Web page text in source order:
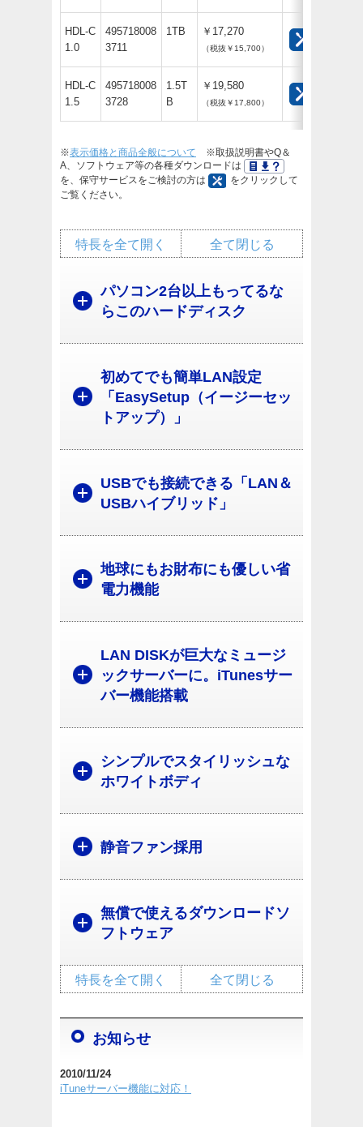
HDL-C
1.0
495718008
3711
1TB ￥17,270
（税抜￥15,700）
HDL-C
1.5
495718008
3728
1.5T
B
￥19,580
（税抜￥17,800）
※表示価格と商品全般について ※取扱説明書やQ＆
A、ソフトウェア等の各種ダウンロードは
を、保守サービスをご検討の方は
をクリックして
ご覧ください。
全て閉じる
特長を全て開く
パソコン2台以上もってるな
らこのハードディスク
初めてでも簡単LAN設定
「EasySetup（イージーセッ
トアップ）」
USBでも接続できる「LAN＆
USBハイブリッド」
地球にもお財布にも優しい省
電力機能
LAN DISKが巨大なミュージ
ックサーバーに。iTunesサー
バー機能搭載
シンプルでスタイリッシュな
ホワイトボディ
静音ファン採用
無償で使えるダウンロードソ
フトウェア
全て閉じる
特長を全て開く
お知らせ
2010/11/24
iTuneサーバー機能に対応！